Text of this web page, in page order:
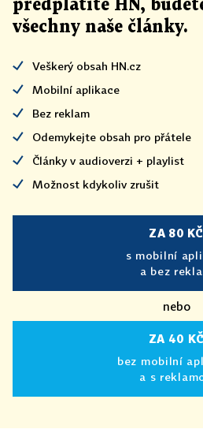
předplatíte HN,
všechny naše články.
Veškerý obsah HN.cz
Mobilní aplikace
Bez reklam
Odemykejte obsah pro přátele
Články v audioverzi + playlist
Možnost kdykoliv zrušit
ZA 80 KČ
s mobilní
a bez
nebo
ZA 40 KČ
bez mobilní
a s